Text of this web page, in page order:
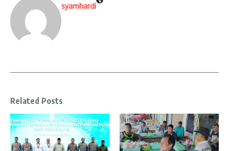
syamhardi
Related Posts